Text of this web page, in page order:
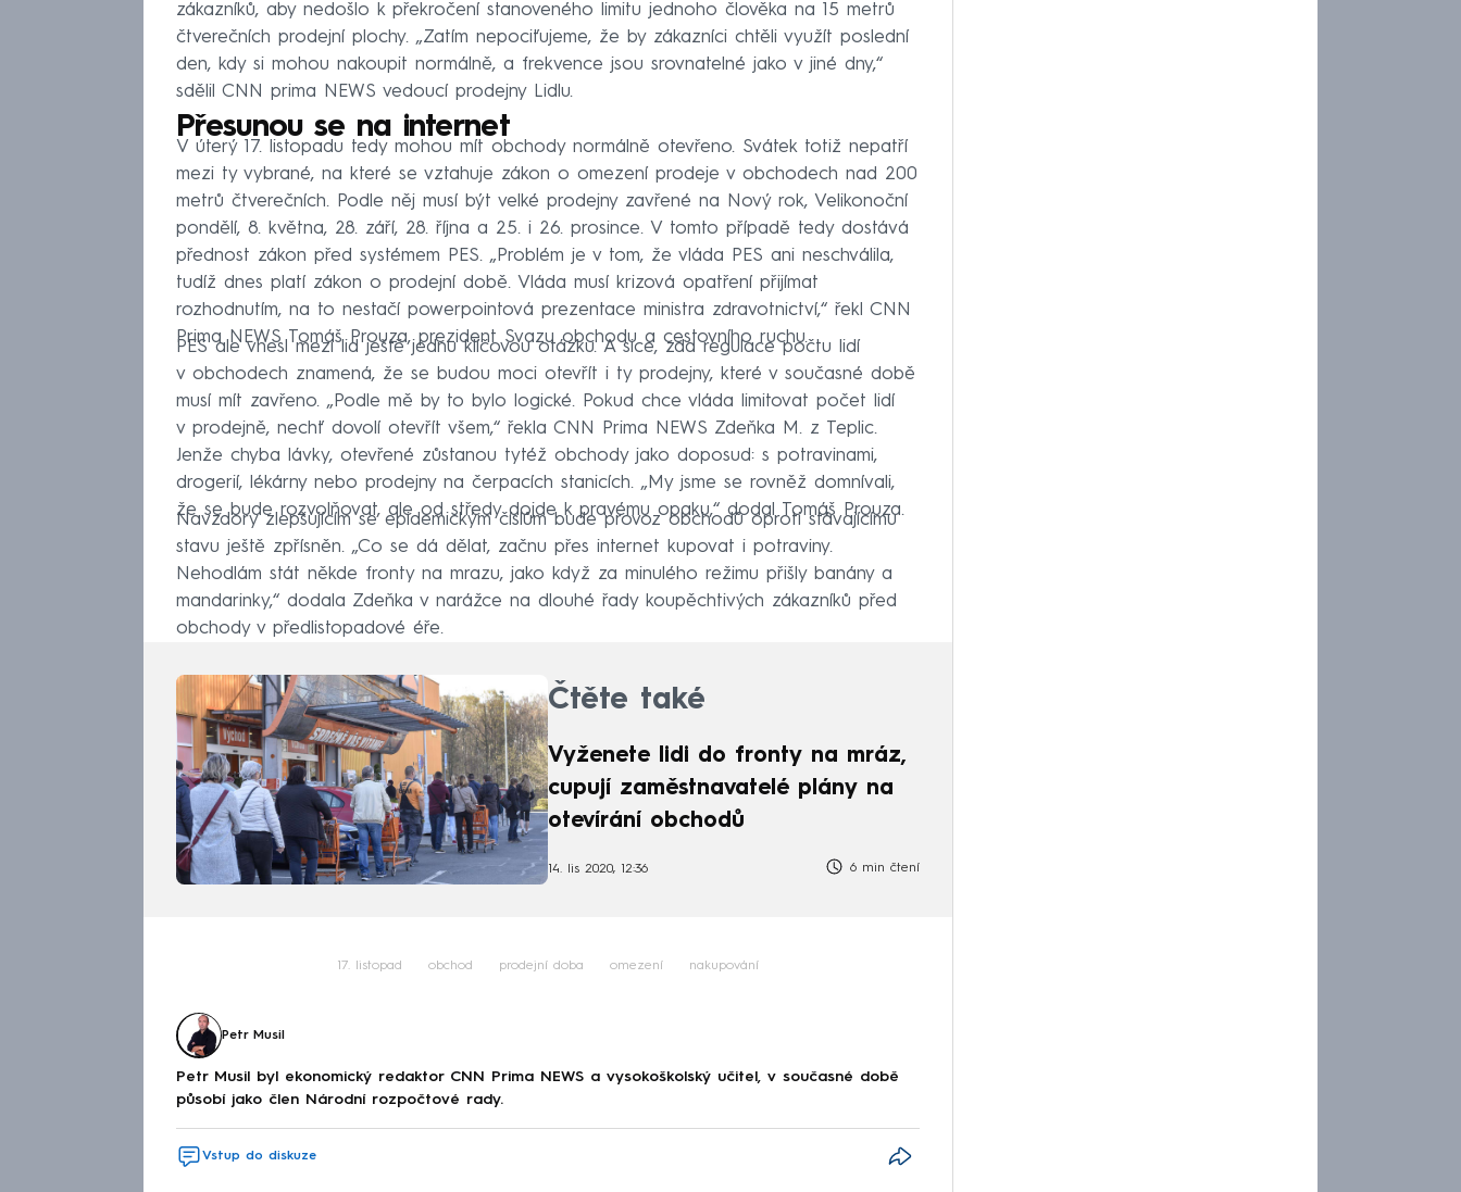
zákazníků, aby nedošlo k překročení stanoveného limitu jednoho člověka na 15 metrů
čtverečních prodejní plochy. „Zatím nepociťujeme, že by zákazníci chtěli využít poslední
den, kdy si mohou nakoupit normálně, a frekvence jsou srovnatelné jako v jiné dny,“
sdělil CNN prima NEWS vedoucí prodejny Lidlu.
Přesunou se na internet
V úterý 17. listopadu tedy mohou mít obchody normálně otevřeno. Svátek totiž nepatří
mezi ty vybrané, na které se vztahuje zákon o omezení prodeje v obchodech nad 200
metrů čtverečních. Podle něj musí být velké prodejny zavřené na Nový rok, Velikonoční
pondělí, 8. května, 28. září, 28. října a 25. i 26. prosince. V tomto případě tedy dostává
přednost zákon před systémem PES. „Problém je v tom, že vláda PES ani neschválila,
tudíž dnes platí zákon o prodejní době. Vláda musí krizová opatření přijímat
rozhodnutím, na to nestačí powerpointová prezentace ministra zdravotnictví,“ řekl CNN
Prima NEWS Tomáš Prouza, prezident Svazu obchodu a cestovního ruchu.
PES ale vnesl mezi lid ještě jednu klíčovou otázku. A sice, zda regulace počtu lidí
v obchodech znamená, že se budou moci otevřít i ty prodejny, které v současné době
musí mít zavřeno. „Podle mě by to bylo logické. Pokud chce vláda limitovat počet lidí
v prodejně, nechť dovolí otevřít všem,“ řekla CNN Prima NEWS Zdeňka M. z Teplic.
Jenže chyba lávky, otevřené zůstanou tytéž obchody jako doposud: s potravinami,
drogerií, lékárny nebo prodejny na čerpacích stanicích. „My jsme se rovněž domnívali,
že se bude rozvolňovat, ale od středy dojde k pravému opaku,“ dodal Tomáš Prouza.
Navzdory zlepšujícím se epidemickým číslům bude provoz obchodů oproti stávajícímu
stavu ještě zpřísněn. „Co se dá dělat, začnu přes internet kupovat i potraviny.
Nehodlám stát někde fronty na mrazu, jako když za minulého režimu přišly banány a
mandarinky,“ dodala Zdeňka v narážce na dlouhé řady koupěchtivých zákazníků před
obchody v předlistopadové éře.
Čtěte také
Vyženete lidi do fronty na mráz,
cupují zaměstnavatelé plány na
otevírání obchodů
14. lis 2020, 12:36 6 min čtení
17. listopad obchod prodejní doba omezení nakupování
Petr Musil
Petr Musil byl ekonomický redaktor CNN Prima NEWS a vysokoškolský učitel, v současné době
působí jako člen Národní rozpočtové rady.
Vstup do diskuze